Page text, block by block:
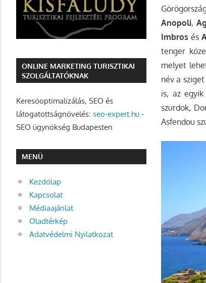
Anopoli,
Imbros és
tenger
melyet
név a
is, az
szurdok,
Asfendou
ONLINE MARKETING TURISZTIKAI
SZOLGÁLTATÓKNAK
Keresőoptimalizálás, SEO és
látogatottságnövelés: seo-expert.hu -
SEO ügynökség Budapesten
MENÜ
Kezdőlap
Kapcsolat
Médiaajánlat
Oladtérkép
Adatvédelmi Nyilatkozat